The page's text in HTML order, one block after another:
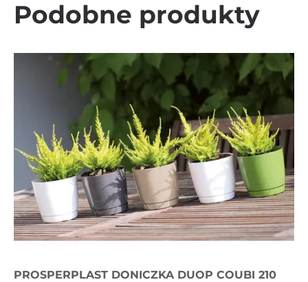
Podobne produkty
PROSPERPLAST DONICZKA DUOP COUBI 210